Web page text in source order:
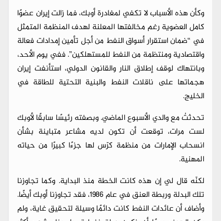
وكأن هذه الأسباب لا تكفي لمغادرة أوبك، فما زالت إيران عضوًا
كامل العضوية رغم مخالفتها المعلنة لهدف المنظمة المتمثل
في “ضمان استقرار أسواق النفط من أجل تأمين إمدادات فعالة
واقتصادية ومنتظمة من النفط للمستهلكين”. ففي يوم الأحد،
وبانتهاك لوقف إطلاق النار والقانون الدولي، استأنفت إيران
هجماتها على ناقلات النفط والبنية التحتية للطاقة في
الخليج.
تحدثتُ مع والدي الأسبوع الماضي. وبصفته رئيسًا سابقًا لأوبك
لست مرات، توقعت أن تكون لديه مشاعر متباينة بشأن
انسحاب الإمارات من منظمة كرّس لها جزءًا كبيرًا من حياته
المهنية.
لكنّه قال لي إن هذه كانت الخطة منذ البداية. وكما تجاوزنا
تلك البدلة وربطة العنق في عام 1986، فقد تجاوزنا أوبك أيضًا.
وأضاف أن عائدات النفط كانت دائمًا وسيلة لتحقيق غاية، ولم